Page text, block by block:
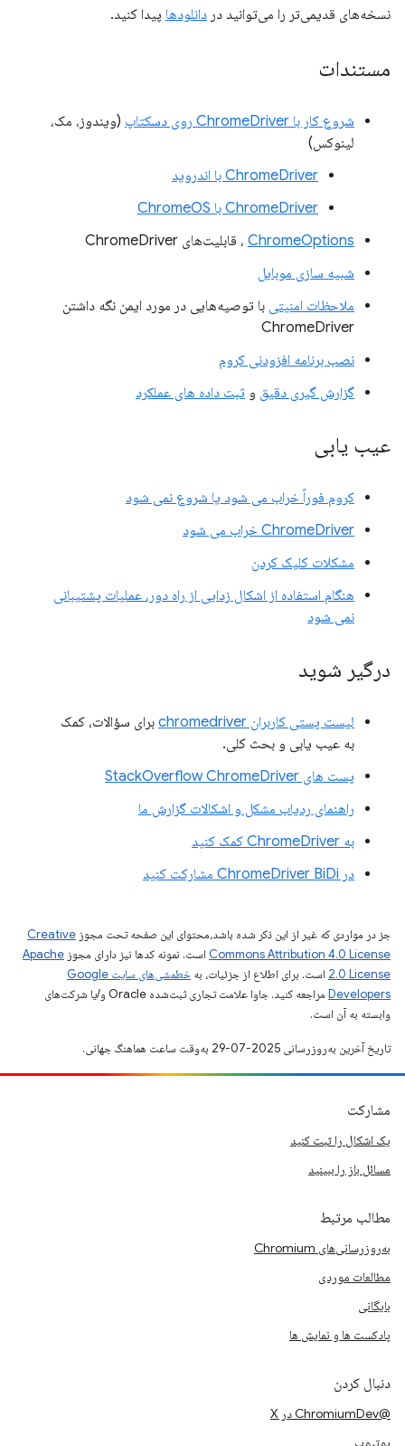
نسخه‌های قدیمی‌تر را می‌توانید در دانلودها پیدا کنید.
مستندات
شروع کار با ChromeDriver روی دسکتاپ
(ویندوز، مک،
لینوکس)
ChromeDriver با اندروید
ChromeDriver با ChromeOS
ChromeOptions ، قابلیت‌های ChromeDriver
شبیه سازی موبایل
ملاحظات امنیتی با توصیه‌هایی در مورد ایمن نگه داشتن
ChromeDriver
نصب برنامه افزودنی کروم
گزارش گیری دقیق و ثبت داده های عملکرد
عیب یابی
کروم فوراً خراب می شود یا شروع نمی شود
ChromeDriver خراب می شود
مشکلات کلیک کردن
هنگام استفاده از اشکال زدایی از راه دور، عملیات پشتیبانی
نمی شود
درگیر شوید
لیست پستی کاربران chromedriver
برای سؤالات، کمک
به عیب یابی و بحث کلی.
پست های StackOverflow ChromeDriver
راهنمای ردیاب مشکل و اشکالات گزارش ما
به ChromeDriver کمک کنید
در ChromeDriver BiDi مشارکت کنید
جز در مواردی که غیر از این ذکر شده باشد،‌محتوای این صفحه تحت مجوز Creative
Commons Attribution 4.0 License است. نمونه کدها نیز دارای مجوز Apache
2.0 License است. برای اطلاع از جزئیات، به
خطمشی‌های سایت Google
Developers‏
مراجعه کنید. جاوا علامت تجاری ثبت‌شده Oracle و/یا شرکت‌های
وابسته به آن است.
تاریخ آخرین به‌روزرسانی 2025-07-29 به‌وقت ساعت هماهنگ جهانی.
مشارکت
یک اشکال را ثبت کنید
مسائل باز را ببینید
مطالب مرتبط
به‌روزرسانی‌های Chromium
مطالعات موردی
بایگانی
پادکست ها و نمایش ها
دنبال کردن
@ChromiumDev در X
یوتیوب